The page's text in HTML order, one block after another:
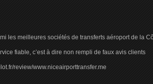
les meilleures sociétés de transferts aéroport de la
fiable, c’est à dire non rempli de faux avis clients
review/www.niceairporttransfer.me